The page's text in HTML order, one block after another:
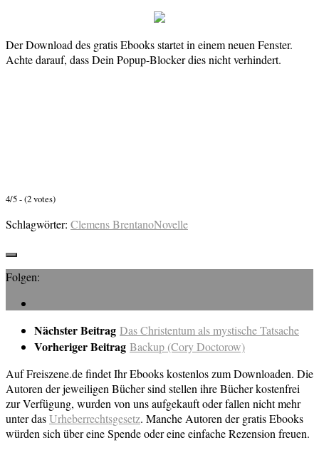
Der Download des gratis Ebooks startet in einem neuen Fenster.
Achte darauf, dass Dein Popup-Blocker dies nicht verhindert.
4/5 - (2 votes)
Schlagwörter: Clemens BrentanoNovelle
Folgen:
Nächster Beitrag Das Christentum als mystische Tatsache
Vorheriger Beitrag Backup (Cory Doctorow)
Auf Freiszene.de findet Ihr Ebooks kostenlos zum Downloaden. Die
Autoren der jeweiligen Bücher sind stellen ihre Bücher kostenfrei
zur Verfügung, wurden von uns aufgekauft oder fallen nicht mehr
unter dasUrheberrechtsgesetz. Manche Autoren der gratis Ebooks
würden sich über eine Spende oder eine einfache Rezension freuen.